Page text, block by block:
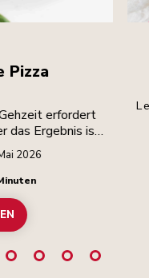
Pizza
erfordert
das Ergebnis ist
2026